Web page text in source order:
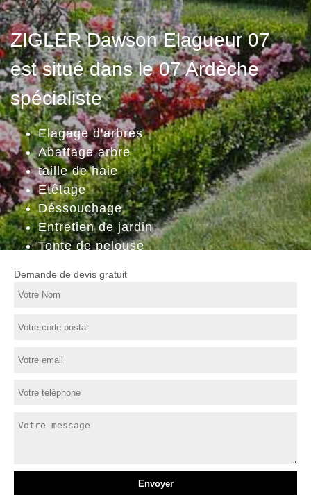
ZIGLER Dawson Elagueur 07
est situé dans le 07 Ardèche
spécialiste
Elagage d'arbres
Abattage arbre
taille de haie
Etêtage
Déssouchage
Entretien de jardin
Tonte de pelouse
Demande de devis gratuit